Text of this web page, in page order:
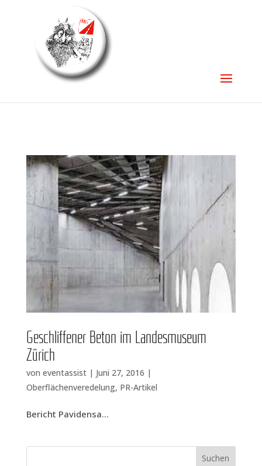
Geschlif­fe­ner Beton im Lan­des­mu­se­um
Zürich
von eventassist| Juni 27, 2016 |
Oberflächenveredelung, PR-Artikel
Bericht Pavi­den­sa...